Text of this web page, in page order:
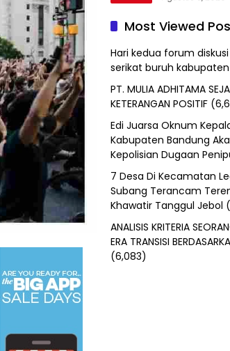
Most Viewed
Hari kedua forum
serikat buruh
PT. MULIA ADHITAMA
KETERANGAN POSITIF
Edi Juarsa Oknum
Kabupaten Bandung
Kepolisian Dugaan
7 Desa Di Kecamatan
Subang Terancam
Khawatir Tanggul Jebol
ANALISIS KRITERIA
ERA TRANSISI
(6,083)